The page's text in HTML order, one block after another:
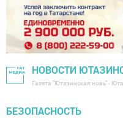
НОВОСТИ
Газета "Ютазинская новь" -
БЕЗОПАСНОСТЬ